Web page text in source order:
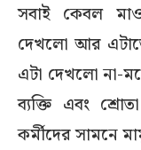
সবাই কেবল
দেখলো আর
এটা দেখলো না-
ব্যক্তি এবং
কর্মীদের সামনে